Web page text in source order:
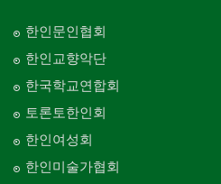
한인문인협회
한인교향악단
한국학교연합회
토론토한인회
한인여성회
한인미술가협회